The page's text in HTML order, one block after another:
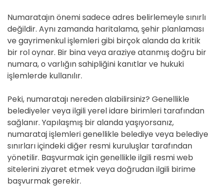
Numaratajın önemi sadece adres belirlemeyle sınırlı
değildir. Aynı zamanda haritalama, şehir planlaması
ve gayrimenkul işlemleri gibi birçok alanda da kritik
bir rol oynar. Bir bina veya araziye atanmış doğru bir
numara, o varlığın sahipliğini kanıtlar ve hukuki
işlemlerde kullanılır.
Peki, numaratajı nereden alabilirsiniz? Genellikle
belediyeler veya ilgili yerel idare birimleri tarafından
sağlanır. Yapılaşmış bir alanda yaşıyorsanız,
numarataj işlemleri genellikle belediye veya belediye
sınırları içindeki diğer resmi kuruluşlar tarafından
yönetilir. Başvurmak için genellikle ilgili resmi web
sitelerini ziyaret etmek veya doğrudan ilgili birime
başvurmak gerekir.